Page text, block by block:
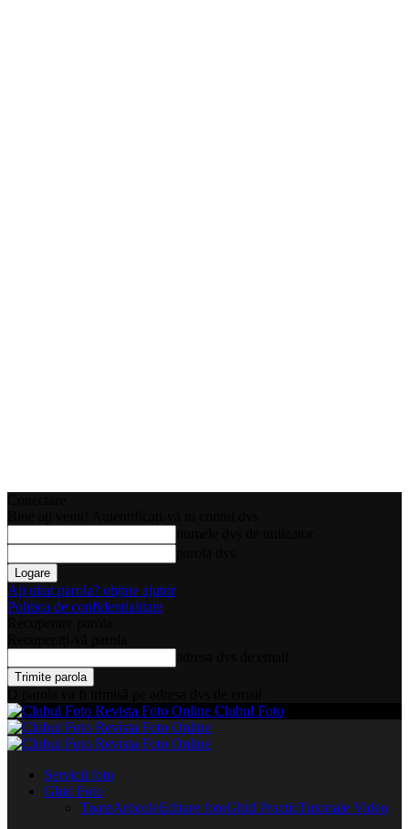
Ați uitat parola? obține ajutor
Politica de confidentialitate
Clubul Foto
Servicii foto
Ghid Foto
ToateArticoleEditare fotoGhid PracticTutoriale Video